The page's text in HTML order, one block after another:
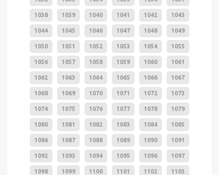
1038 1039 1040 1041 1042 1043
1044 1045 1046 1047 1048 1049
1050 1051 1052 1053 1054 1055
1056 1057 1058 1059 1060 1061
1062 1063 1064 1065 1066 1067
1068 1069 1070 1071 1072 1073
1074 1075 1076 1077 1078 1079
1080 1081 1082 1083 1084 1085
1086 1087 1088 1089 1090 1091
1092 1093 1094 1095 1096 1097
1098 1099 1100 1101 1102 1103